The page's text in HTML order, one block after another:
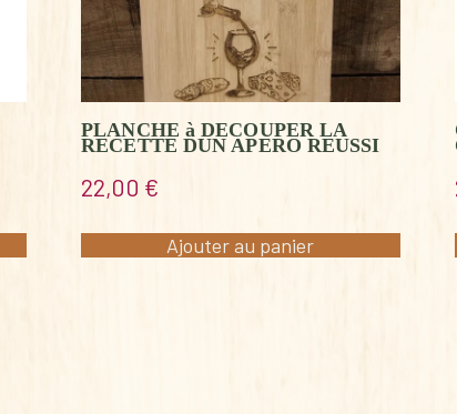
PLANCHE à DECOUPER LA
RECETTE DUN APERO REUSSI
22,00 €
Ajouter au panier